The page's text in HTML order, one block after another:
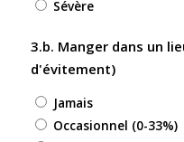
Sévère
3.b. Manger dans un
d'évitement)
Jamais
Occasionnel (0-33%)